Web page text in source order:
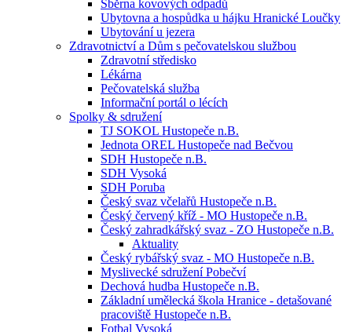
Sběrna kovových odpadů
Ubytovna a hospůdka u hájku Hranické Loučky
Ubytování u jezera
Zdravotnictví a Dům s pečovatelskou službou
Zdravotní středisko
Lékárna
Pečovatelská služba
Informační portál o lécích
Spolky & sdružení
TJ SOKOL Hustopeče n.B.
Jednota OREL Hustopeče nad Bečvou
SDH Hustopeče n.B.
SDH Vysoká
SDH Poruba
Český svaz včelařů Hustopeče n.B.
Český červený kříž - MO Hustopeče n.B.
Český zahradkářský svaz - ZO Hustopeče n.B.
Aktuality
Český rybářský svaz - MO Hustopeče n.B.
Myslivecké sdružení Pobečví
Dechová hudba Hustopeče n.B.
Základní umělecká škola Hranice - detašované
pracoviště Hustopeče n.B.
Fotbal Vysoká